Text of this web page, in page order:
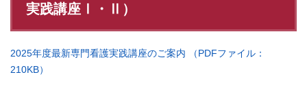
実践講座Ⅰ・Ⅱ）
2025年度最新専門看護実践講座のご案内 （PDFファイル：
210KB）